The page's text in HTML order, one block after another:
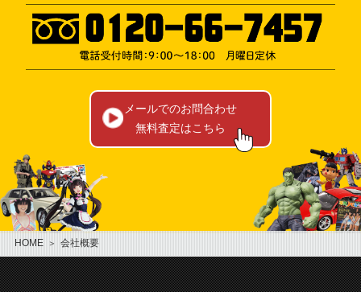
HOME 会社概要
メールでのお問合わせ
無料査定はこちら